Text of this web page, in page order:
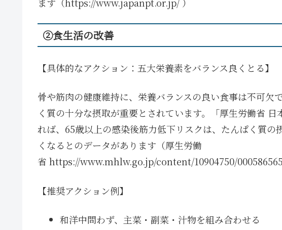
②食生活の改善
【具体的なアクション：五大栄養素をバランス良くとる】
骨や筋肉の健康維持に、栄養バランスの良い食事は不可欠
く質の十分な摂取が重要とされています。「厚生労働省
れば、65歳以上の感染後筋力低下リスクは、たんぱく質
くなるとのデータがあります（厚生労働
省 https://www.mhlw.go.jp/content/10904750/
【推奨アクション例】
和洋中問わず、主菜・副菜・汁物を組み合わせる